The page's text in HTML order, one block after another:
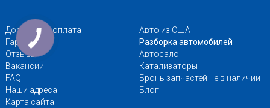
Доставка и оплата
Гарантии
Отзывы
Вакансии
FAQ
Наши адреса
Карта сайта
Авто из США
Разборка автомобилей
Автосалон
Катализаторы
Бронь запчастей не в наличии
Блог